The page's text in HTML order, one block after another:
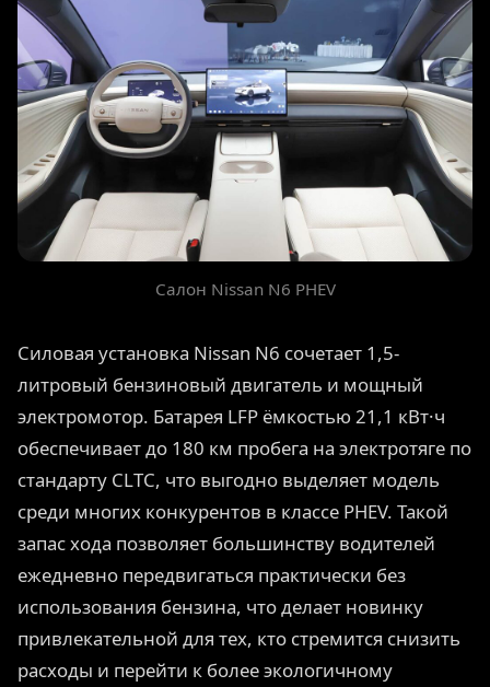
Салон Nissan N6 PHEV
Силовая установка Nissan N6 сочетает 1,5-
литровый бензиновый двигатель и мощный
электромотор. Батарея LFP ёмкостью 21,1 кВт·ч
обеспечивает до 180 км пробега на электротяге по
стандарту CLTC, что выгодно выделяет модель
среди многих конкурентов в классе PHEV. Такой
запас хода позволяет большинству водителей
ежедневно передвигаться практически без
использования бензина, что делает новинку
привлекательной для тех, кто стремится снизить
расходы и перейти к более экологичному